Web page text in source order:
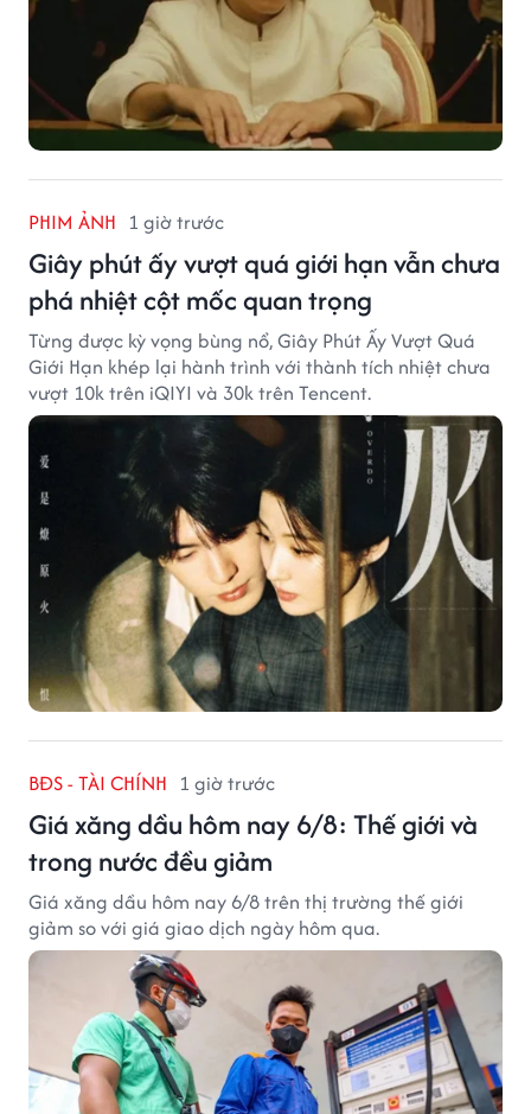
PHIM ẢNH 1 giờ trước
Giây phút ấy vượt quá giới hạn vẫn chưa
phá nhiệt cột mốc quan trọng
Từng được kỳ vọng bùng nổ, Giây Phút Ấy Vượt Quá
Giới Hạn khép lại hành trình với thành tích nhiệt chưa
vượt 10k trên iQIYI và 30k trên Tencent.
BĐS - TÀI CHÍNH 1 giờ trước
Giá xăng dầu hôm nay 6/8: Thế giới và
trong nước đều giảm
Giá xăng dầu hôm nay 6/8 trên thị trường thế giới
giảm so với giá giao dịch ngày hôm qua.